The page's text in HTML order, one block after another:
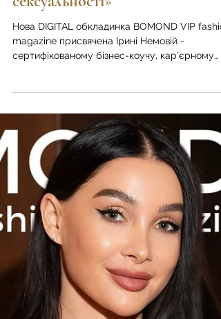
сумнівайся у своїй унікальності,
винятковості, красі й
сексуальності»
magazine присвячена Ірині Немовій -
коучу ICF, психологу, міжнародному спікеру
авторці методики «Сила слова». У розмові для
BOMOND VIP fashion magazine Ірина Немова
розмірковує про внутрішню силу, любов до
себе, природу співзалежності, психологію
успіху, і те, чому справжня зрілість
народжується зі здатності залишатися
гнучкими перед новими викликами життя.